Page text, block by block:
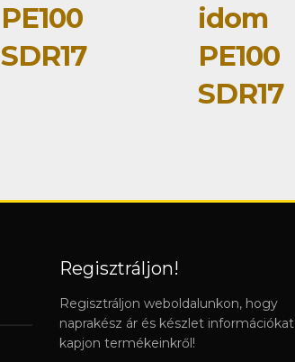
PE100
SDR17
idom
PE100
SDR17
Regisztráljon!
Regisztráljon weboldalunkon, hogy
naprakész ár és készlet információkat
kapjon termékeinkről!